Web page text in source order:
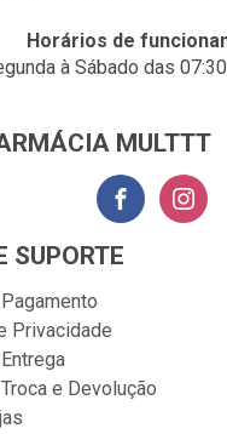
Horários de
à Sábado das
MULTTT
SUPORTE
Privacidade
e Devolução